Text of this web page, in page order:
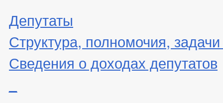
Депутаты
Структура, полномочия,
Сведения о доходах депутатов